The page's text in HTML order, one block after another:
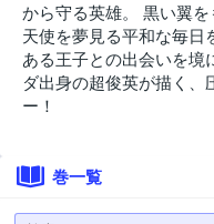
から守る英雄。 黒い翼を
天使を夢見る平和な毎日
ある王子との出会いを境
ダ出身の超俊英が描く、
ー！
巻一覧